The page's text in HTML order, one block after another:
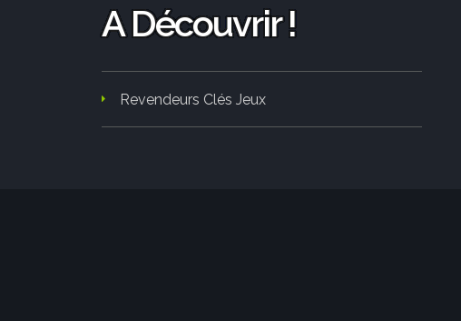
A Découvrir !
Revendeurs Clés Jeux